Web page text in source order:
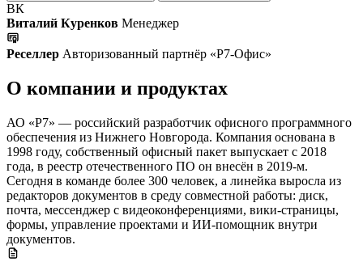
ВК
Виталий Куренков Менеджер
Реселлер Авторизованный партнёр «Р7-Офис»
О компании и продуктах
АО «Р7» — российский разработчик офисного программного
обеспечения из Нижнего Новгорода. Компания основана в
1998 году, собственный офисный пакет выпускает с 2018
года, в реестр отечественного ПО он внесён в 2019-м.
Сегодня в команде более 300 человек, а линейка выросла из
редакторов документов в среду совместной работы: диск,
почта, мессенджер с видеоконференциями, вики-страницы,
формы, управление проектами и ИИ-помощник внутри
документов.